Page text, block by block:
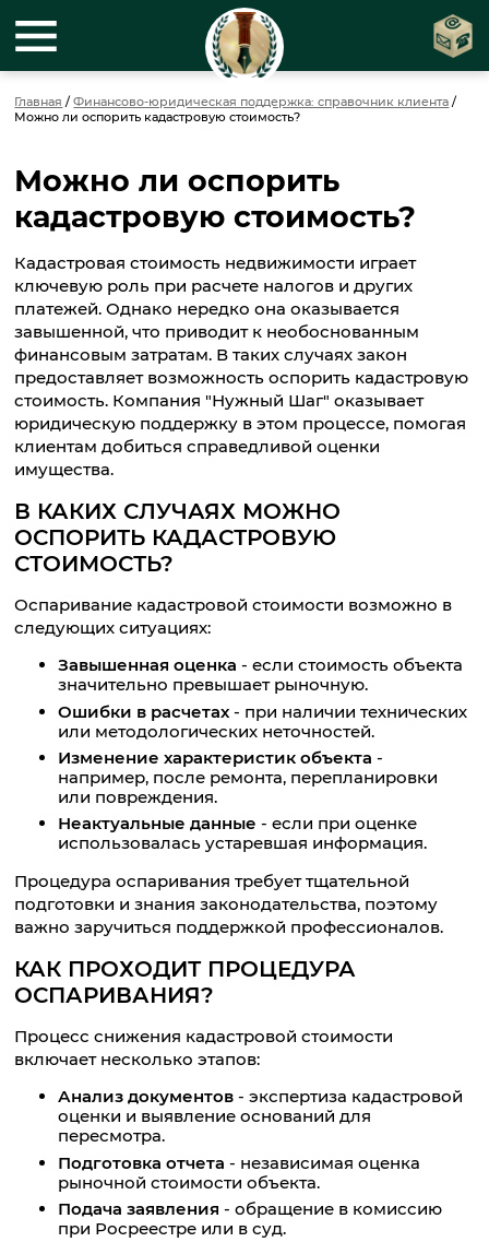
Главная /Финансово-юридическая поддержка: справочник клиента /
Можно ли оспорить кадастровую стоимость?
Можно ли оспорить
кадастровую стоимость?
Кадастровая стоимость недвижимости играет
ключевую роль при расчете налогов и других
платежей. Однако нередко она оказывается
завышенной, что приводит к необоснованным
финансовым затратам. В таких случаях закон
предоставляет возможность оспорить кадастровую
стоимость. Компания "Нужный Шаг" оказывает
юридическую поддержку в этом процессе, помогая
клиентам добиться справедливой оценки
имущества.
В КАКИХ СЛУЧАЯХ МОЖНО
ОСПОРИТЬ КАДАСТРОВУЮ
СТОИМОСТЬ?
Оспаривание кадастровой стоимости возможно в
следующих ситуациях:
Завышенная оценка - если стоимость объекта
значительно превышает рыночную.
Ошибки в расчетах - при наличии технических
или методологических неточностей.
Изменение характеристик объекта -
например, после ремонта, перепланировки
или повреждения.
Неактуальные данные - если при оценке
использовалась устаревшая информация.
Процедура оспаривания требует тщательной
подготовки и знания законодательства, поэтому
важно заручиться поддержкой профессионалов.
КАК ПРОХОДИТ ПРОЦЕДУРА
ОСПАРИВАНИЯ?
Процесс снижения кадастровой стоимости
включает несколько этапов:
Анализ документов - экспертиза кадастровой
оценки и выявление оснований для
пересмотра.
Подготовка отчета - независимая оценка
рыночной стоимости объекта.
Подача заявления - обращение в комиссию
при Росреестре или в суд.